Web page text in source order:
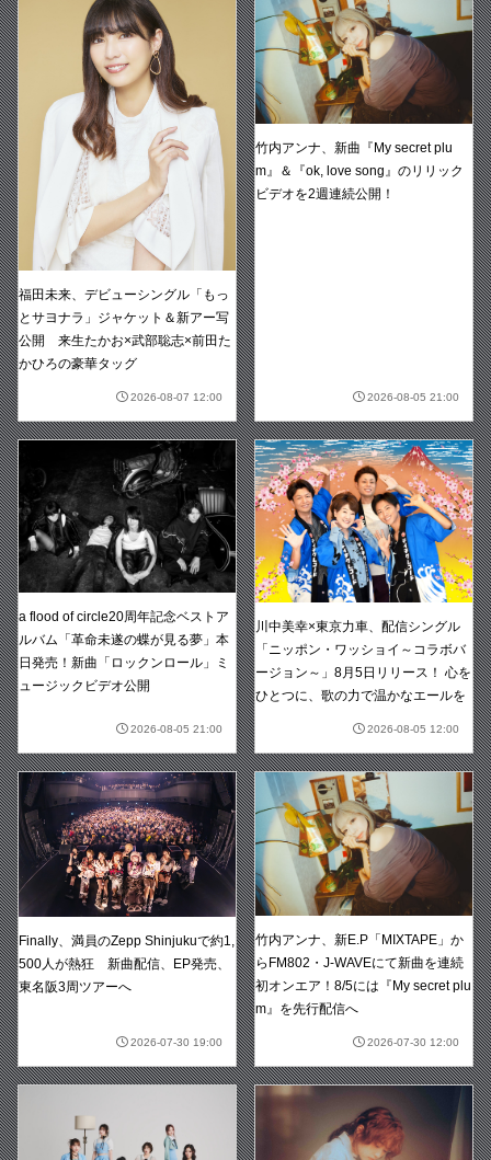
福田未来、デビューシングル「もっ
とサヨナラ」ジャケット＆新アー写
公開 来生たかお×武部聡志×前田た
かひろの豪華タッグ
2026-08-07 12:00
竹内アンナ、新曲『My secret plu
m』＆『ok, love song』のリリック
ビデオを2週連続公開！
2026-08-05 21:00
a flood of circle20周年記念ベストア
ルバム「革命未遂の蝶が見る夢」本
日発売！新曲「ロックンロール」ミ
ュージックビデオ公開
2026-08-05 21:00
川中美幸×東京力車、配信シングル
「ニッポン・ワッショイ～コラボバ
ージョン～」8月5日リリース！ 心を
ひとつに、歌の力で温かなエールを
2026-08-05 12:00
Finally、満員のZepp Shinjukuで約1,
500人が熱狂 新曲配信、EP発売、
東名阪3周ツアーへ
2026-07-30 19:00
竹内アンナ、新E.P「MIXTAPE」か
らFM802・J-WAVEにて新曲を連続
初オンエア！8/5には『My secret plu
m』を先行配信へ
2026-07-30 12:00